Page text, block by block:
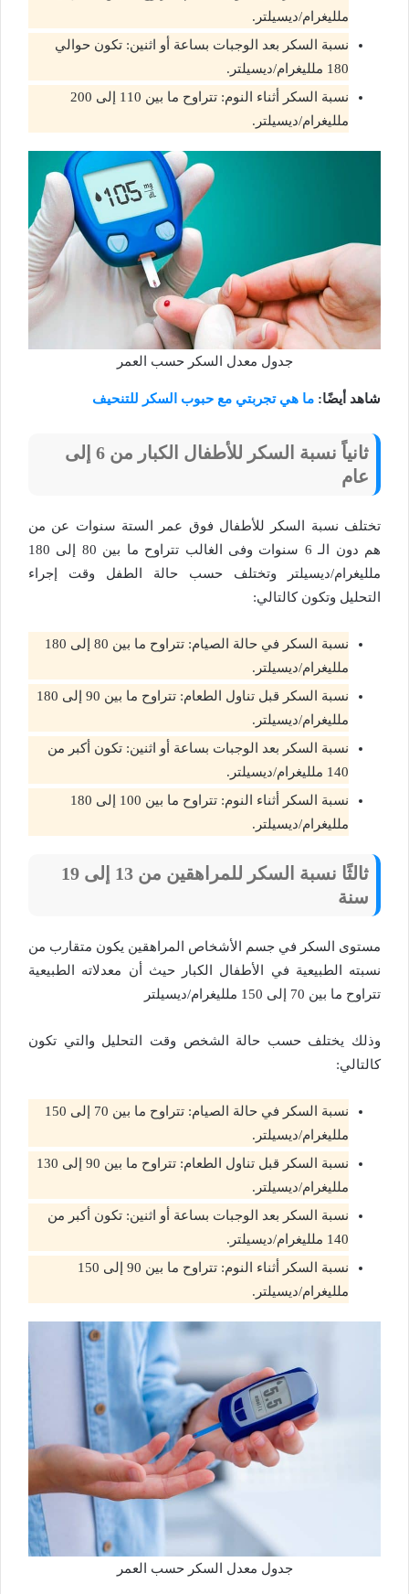
ملليغرام/ديسيلتر.
نسبة السكر بعد الوجبات بساعة أو اثنين: تكون حوالي
180 ملليغرام/ديسيلتر.
نسبة السكر أثناء النوم: تتراوح ما بين 110 إلى 200
ملليغرام/ديسيلتر.
جدول معدل السكر حسب العمر
شاهد أيضًا: ما هي تجربتي مع حبوب السكر للتنحيف
ثانياً نسبة السكر للأطفال الكبار من 6 إلى
عام
تختلف نسبة السكر للأطفال فوق عمر الستة سنوات عن من
هم دون الـ 6 سنوات وفى الغالب تتراوح ما بين 80 إلى 180
ملليغرام/ديسيلتر وتختلف حسب حالة الطفل وقت إجراء
التحليل وتكون كالتالي:
نسبة السكر في حالة الصيام: تتراوح ما بين 80 إلى 180
ملليغرام/ديسيلتر.
نسبة السكر قبل تناول الطعام: تتراوح ما بين 90 إلى 180
ملليغرام/ديسيلتر.
نسبة السكر بعد الوجبات بساعة أو اثنين: تكون أكبر من
140 ملليغرام/ديسيلتر.
نسبة السكر أثناء النوم: تتراوح ما بين 100 إلى 180
ملليغرام/ديسيلتر.
ثالثًا نسبة السكر للمراهقين من 13 إلى 19
سنة
مستوى السكر في جسم الأشخاص المراهقين يكون متقارب من
نسبته الطبيعية في الأطفال الكبار حيث أن معدلاته الطبيعية
تتراوح ما بين 70 إلى 150 ملليغرام/ديسيلتر
وذلك يختلف حسب حالة الشخص وقت التحليل والتي تكون
كالتالي:
نسبة السكر في حالة الصيام: تتراوح ما بين 70 إلى 150
ملليغرام/ديسيلتر.
نسبة السكر قبل تناول الطعام: تتراوح ما بين 90 إلى 130
ملليغرام/ديسيلتر.
نسبة السكر بعد الوجبات بساعة أو اثنين: تكون أكبر من
140 ملليغرام/ديسيلتر.
نسبة السكر أثناء النوم: تتراوح ما بين 90 إلى 150
ملليغرام/ديسيلتر.
جدول معدل السكر حسب العمر